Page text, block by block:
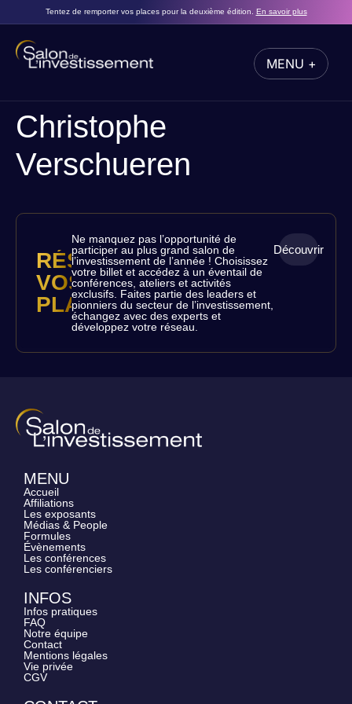
Tentez de remporter vos places pour la deuxième édition. En savoir plus
MENU +
Christophe
Verschueren
RÉSERVEZ
VOS
PLACES
Découvrir
Ne manquez pas l’opportunité de
participer au plus grand salon de
l’investissement de l’année ! Choisissez
votre billet et accédez à un éventail de
conférences, ateliers et activités
exclusifs. Faites partie des leaders et
pionniers du secteur de l’investissement,
échangez avec des experts et
développez votre réseau.
MENU
Accueil
Affiliations
Les exposants
Médias & People
Formules
Évènements
Les conférences
Les conférenciers
INFOS
Infos pratiques
FAQ
Notre équipe
Contact
Mentions légales
Vie privée
CGV